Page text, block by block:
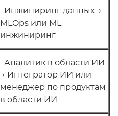
Инжиниринг данных →
MLOps или ML
инжиниринг
Аналитик в области ИИ
→ Интегратор ИИ или
менеджер по продуктам
в области ИИ